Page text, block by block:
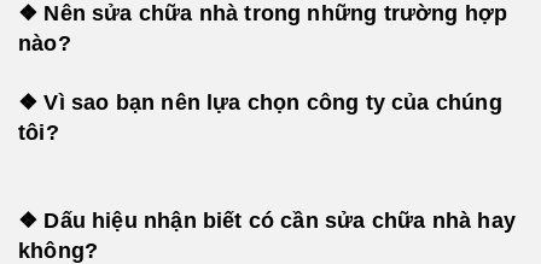
❖ Nên sửa chữa nhà trong những trường hợp
nào?
❖ Vì sao bạn nên lựa chọn công ty của chúng
tôi?
❖ Dấu hiệu nhận biết có cần sửa chữa nhà hay
không?